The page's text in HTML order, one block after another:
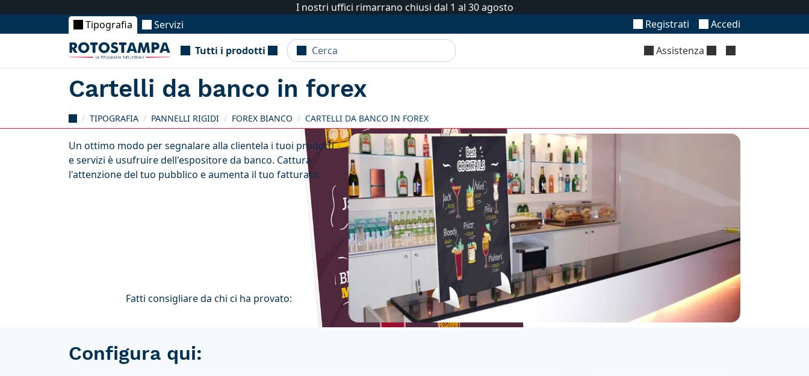
I nostri uffici rimarrano chiusi dal 1 al 30 agosto
Tipografia
Servizi Registrati
Accedi
Tutti i prodotti
Assistenza
Cartelli da banco in forex
TIPOGRAFIA PANNELLI RIGIDI FOREX BIANCO CARTELLI DA BANCO IN FOREX
Un ottimo modo per segnalare alla clientela i tuoi prodotti
e servizi è usufruire dell'espositore da banco. Cattura
l'attenzione del tuo pubblico e aumenta il tuo fatturato.
Fatti consigliare da chi ci ha provato:
Configura qui: